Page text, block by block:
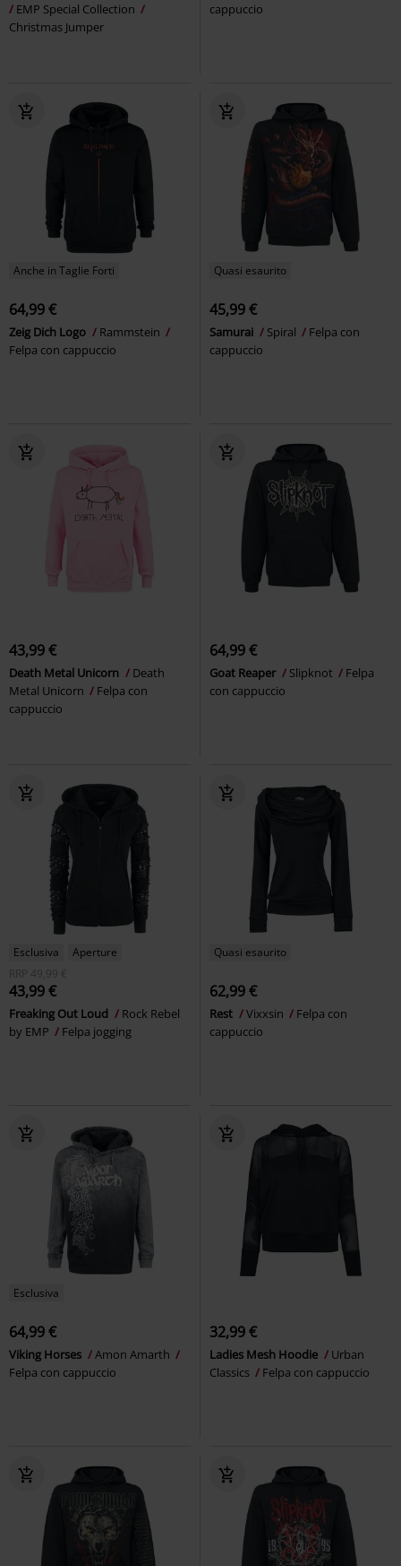
EMP Special Collection
Christmas Jumper
cappuccio
Anche in Taglie Forti
64,99 €
Zeig Dich Logo
Rammstein
Felpa con cappuccio
Quasi esaurito
45,99 €
Samurai Spiral
Felpa con
cappuccio
43,99 €
Death Metal Unicorn
Death
Metal Unicorn
Felpa con
cappuccio
64,99 €
Goat Reaper Slipknot
Felpa
con cappuccio
Esclusiva
Aperture
RRP
49,99 €
43,99 €
Freaking Out Loud
Rock Rebel
by EMP
Felpa jogging
Quasi esaurito
62,99 €
Rest Vixxsin
Felpa con
cappuccio
Esclusiva
64,99 €
Viking Horses
Amon Amarth
Felpa con cappuccio
32,99 €
Ladies Mesh Hoodie
Urban
Classics
Felpa con cappuccio